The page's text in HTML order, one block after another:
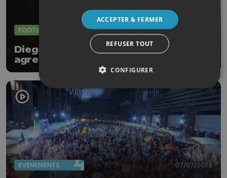
FOOTBALL
Diego Moreira : " Il faudra se montrer
agressifs face à l'Espagne "
EVÈNEMENTS 07/07/2026
ACCEPTER & FERMER
REFUSER TOUT
CONFIGURER